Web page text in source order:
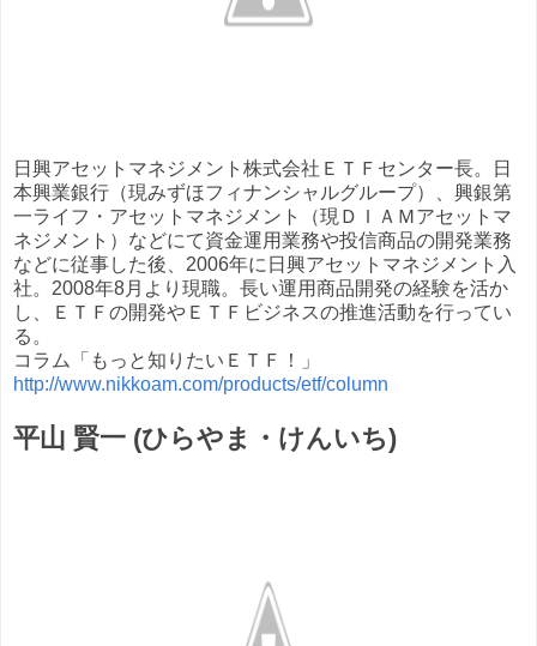
日興アセットマネジメント株式会社ＥＴＦセンター長。日
本興業銀行（現みずほフィナンシャルグループ）、興銀第
一ライフ・アセットマネジメント（現ＤＩＡＭアセットマ
ネジメント）などにて資金運用業務や投信商品の開発業務
などに従事した後、2006年に日興アセットマネジメント入
社。2008年8月より現職。長い運用商品開発の経験を活か
し、ＥＴＦの開発やＥＴＦビジネスの推進活動を行ってい
る。
コラム「もっと知りたいＥＴＦ！」
http://www.nikkoam.com/products/etf/column
平山 賢一 (ひらやま・けんいち)